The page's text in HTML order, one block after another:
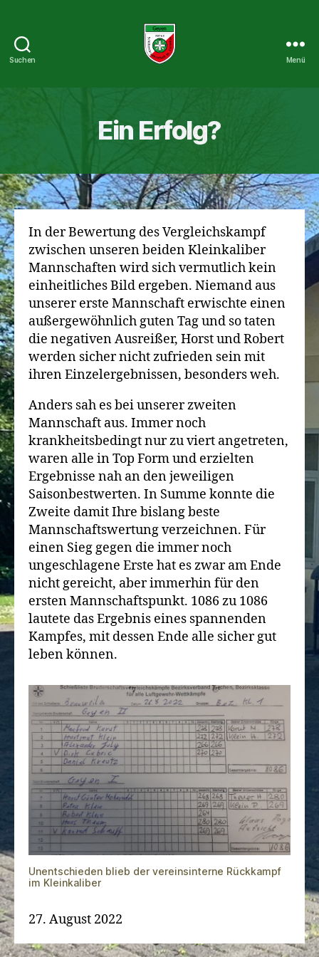
Suchen
1927
e.V.
Menü
Ein Erfolg?
In der Bewertung des Vergleichskampf
zwischen unseren beiden Kleinkaliber
Mannschaften wird sich vermutlich kein
einheitliches Bild ergeben. Niemand aus
unserer erste Mannschaft erwischte einen
außergewöhnlich guten Tag und so taten
die negativen Ausreißer, Horst und Robert
werden sicher nicht zufrieden sein mit
ihren Einzelergebnissen, besonders weh.
Anders sah es bei unserer zweiten
Mannschaft aus. Immer noch
krankheitsbedingt nur zu viert angetreten,
waren alle in Top Form und erzielten
Ergebnisse nah an den jeweiligen
Saisonbestwerten. In Summe konnte die
Zweite damit Ihre bislang beste
Mannschaftswertung verzeichnen. Für
einen Sieg gegen die immer noch
ungeschlagene Erste hat es zwar am Ende
nicht gereicht, aber immerhin für den
ersten Mannschaftspunkt. 1086 zu 1086
lautete das Ergebnis eines spannenden
Kampfes, mit dessen Ende alle sicher gut
leben können.
Unentschieden blieb der vereinsinterne Rückkampf
im Kleinkaliber
27. August 2022